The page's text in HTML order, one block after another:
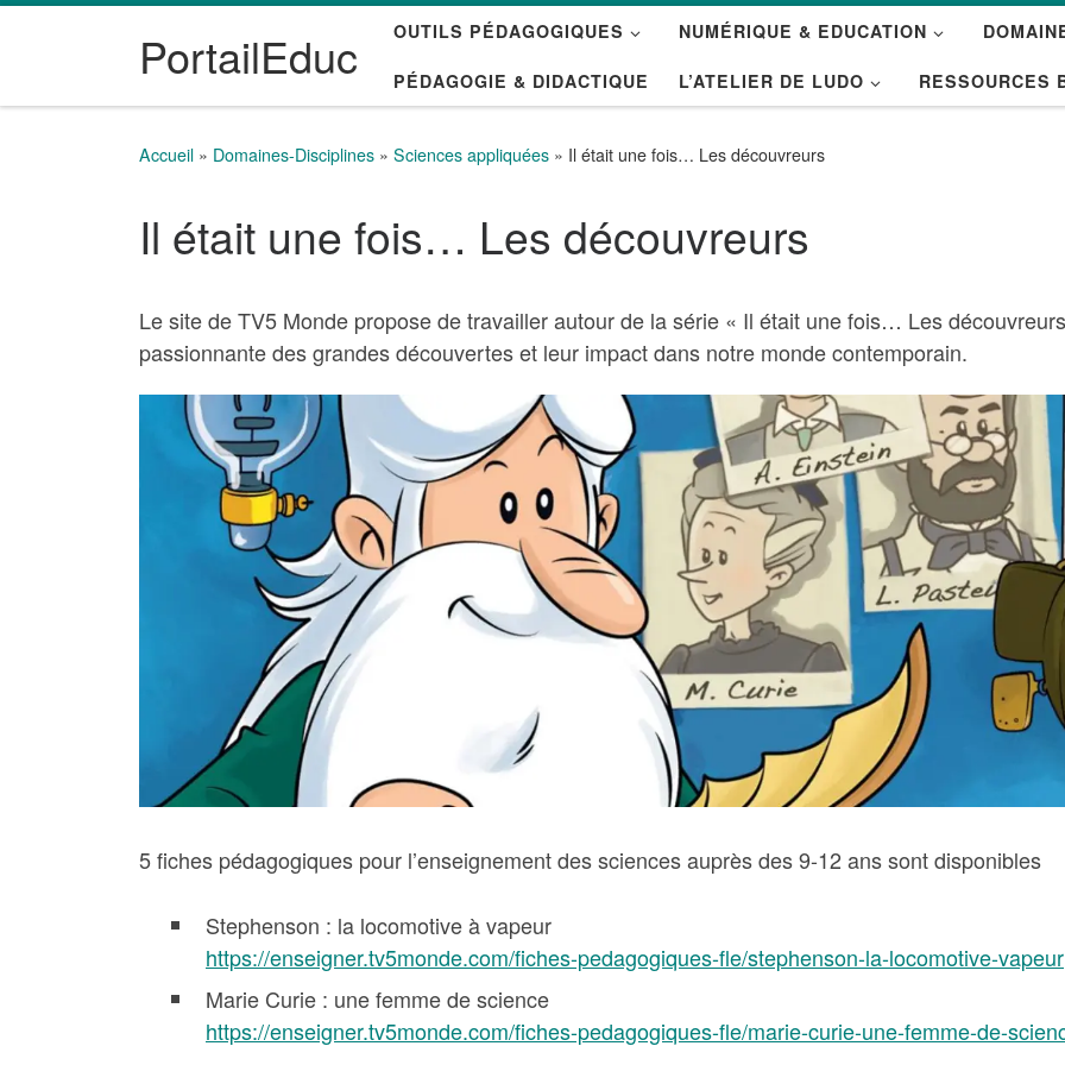
PortailEduc OUTILS PÉDAGOGIQUES NUMÉRIQUE & EDUCATION
PÉDAGOGIE & DIDACTIQUE L’ATELIER DE LUDO RESSOURCES
Accueil » Domaines-Disciplines » Sciences appliquées » Il était une fois… Les découvreurs
Il était une fois… Les découvreurs
Le site de TV5 Monde propose de travailler autour de la série « Il était une fois… Les
passionnante des grandes découvertes et leur impact dans notre monde contemporain.
5 fiches pédagogiques pour l’enseignement des sciences auprès des 9-12 ans sont disponibles
Stephenson : la locomotive à vapeur
https://enseigner.tv5monde.com/fiches-pedagogiques-fle/stephenson-la-locomotive-vapeur
Marie Curie : une femme de science
https://enseigner.tv5monde.com/fiches-pedagogiques-fle/marie-curie-une-femme-de-